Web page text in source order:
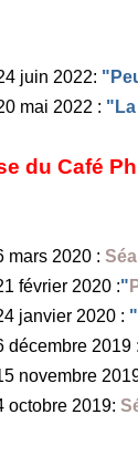
juin 2022:
mai 2022 : "La
du Café
mars 2020 :
février 2020 :"
janvier 2020 : "
décembre
novembre
octobre 2019: